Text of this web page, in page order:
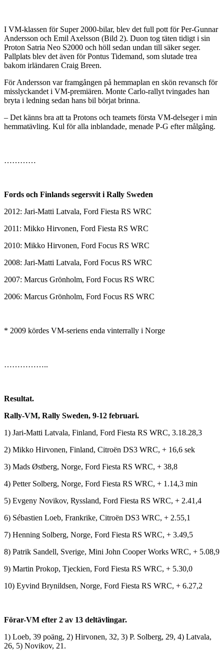
I VM-klassen för Super 2000-bilar, blev det full pott för Per-Gunnar
Andersson och Emil Axelsson (Bild 2). Duon tog täten tidigt i sin
Proton Satria Neo S2000 och höll sedan undan till säker seger.
Pallplats blev det även för Pontus Tidemand, som slutade trea
bakom irländaren Craig Breen.
För Andersson var framgången på hemmaplan en skön revansch för
misslyckandet i VM-premiären. Monte Carlo-rallyt tvingades han
bryta i ledning sedan hans bil börjat brinna.
– Det känns bra att ta Protons och teamets första VM-delseger i min
hemmatävling. Kul för alla inblandade, menade P-G efter målgång.
…………
Fords och Finlands segersvit i Rally Sweden
2012: Jari-Matti Latvala, Ford Fiesta RS WRC
2011: Mikko Hirvonen, Ford Fiesta RS WRC
2010: Mikko Hirvonen, Ford Focus RS WRC
2008: Jari-Matti Latvala, Ford Focus RS WRC
2007: Marcus Grönholm, Ford Focus RS WRC
2006: Marcus Grönholm, Ford Focus RS WRC
* 2009 kördes VM-seriens enda vinterrally i Norge
……………..
Resultat.
Rally-VM, Rally Sweden, 9-12 februari.
1) Jari-Matti Latvala, Finland, Ford Fiesta RS WRC, 3.18.28,3
2) Mikko Hirvonen, Finland, Citroën DS3 WRC, + 16,6 sek
3) Mads Østberg, Norge, Ford Fiesta RS WRC, + 38,8
4) Petter Solberg, Norge, Ford Fiesta RS WRC, + 1.14,3 min
5) Evgeny Novikov, Ryssland, Ford Fiesta RS WRC, + 2.41,4
6) Sébastien Loeb, Frankrike, Citroën DS3 WRC, + 2.55,1
7) Henning Solberg, Norge, Ford Fiesta RS WRC, + 3.49,5
8) Patrik Sandell, Sverige, Mini John Cooper Works WRC, + 5.08,9
9) Martin Prokop, Tjeckien, Ford Fiesta RS WRC, + 5.30,0
10) Eyvind Brynildsen, Norge, Ford Fiesta RS WRC, + 6.27,2
Förar-VM efter 2 av 13 deltävlingar.
1) Loeb, 39 poäng, 2) Hirvonen, 32, 3) P. Solberg, 29, 4) Latvala,
26, 5) Novikov, 21.